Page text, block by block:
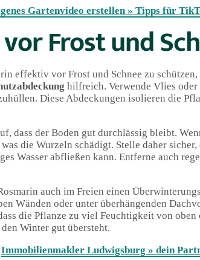
Gartenvideo erstellen » Tipps für
Frost und
effektiv vor Frost und Schnee zu
hilfreich. Verwende Vlies oder
Diese Abdeckungen isolieren die
dass der Boden gut durchlässig bleibt.
die Wurzeln schädigt. Stelle daher
Wasser abfließen kann. Entferne auch
auch im Freien einen
Wänden oder unter überhängenden
die Pflanze zu viel Feuchtigkeit von
Winter gut übersteht.
Immobilienmakler Ludwigsburg » dein